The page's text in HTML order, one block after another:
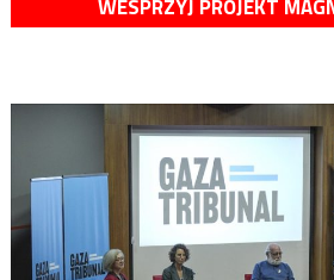
WESPRZYJ PROJEKT